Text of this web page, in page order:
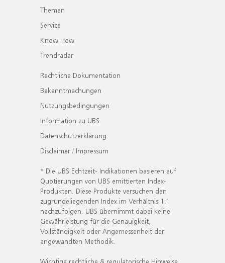
Themen
Service
Know How
Trendradar
Rechtliche Dokumentation
Bekanntmachungen
Nutzungsbedingungen
Information zu UBS
Datenschutzerklärung
Disclaimer / Impressum
* Die UBS Echtzeit- Indikationen basieren auf
Quotierungen von UBS emittierten Index-
Produkten. Diese Produkte versuchen den
zugrundeliegenden Index im Verhältnis 1:1
nachzufolgen. UBS übernimmt dabei keine
Gewährleistung für die Genauigkeit,
Vollständigkeit oder Angemessenheit der
angewandten Methodik.